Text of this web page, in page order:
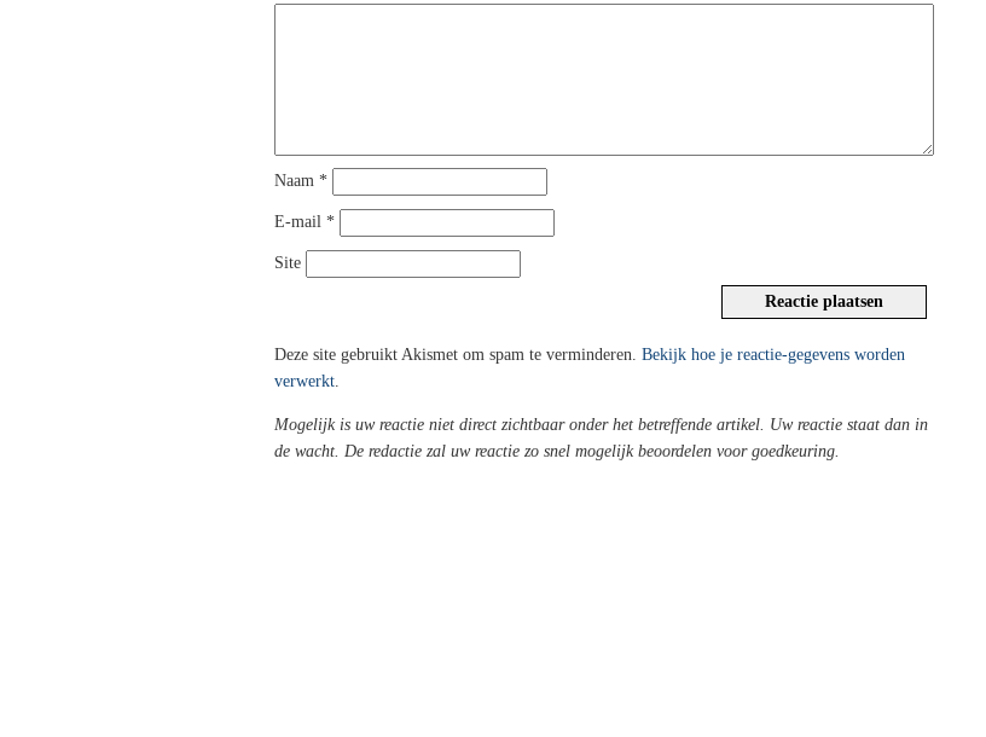
Naam *
E-mail *
Site
Deze site gebruikt Akismet om spam te verminderen. Bekijk hoe je reactie-gegevens worden
verwerkt.
Mogelijk is uw reactie niet direct zichtbaar onder het betreffende artikel. Uw reactie staat dan in
de wacht. De redactie zal uw reactie zo snel mogelijk beoordelen voor goedkeuring.